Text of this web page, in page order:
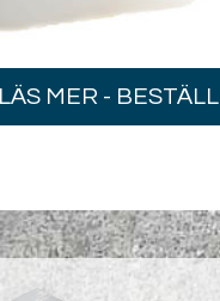
LÄS MER - BESTÄLL